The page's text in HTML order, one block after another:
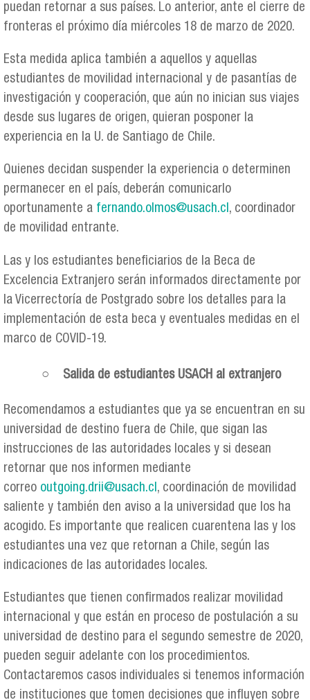
puedan retornar a sus países. Lo anterior, ante el cierre de
fronteras el próximo día miércoles 18 de marzo de 2020.
Esta medida aplica también a aquellos y aquellas
estudiantes de movilidad internacional y de pasantías de
investigación y cooperación, que aún no inician sus viajes
desde sus lugares de origen, quieran posponer la
experiencia en la U. de Santiago de Chile.
Quienes decidan suspender la experiencia o determinen
permanecer en el país, deberán comunicarlo
oportunamente a fernando.olmos@usach.cl, coordinador
de movilidad entrante.
Las y los estudiantes beneficiarios de la Beca de
Excelencia Extranjero serán informados directamente por
la Vicerrectoría de Postgrado sobre los detalles para la
implementación de esta beca y eventuales medidas en el
marco de COVID-19.
○ Salida de estudiantes USACH al extranjero
Recomendamos a estudiantes que ya se encuentran en su
universidad de destino fuera de Chile, que sigan las
instrucciones de las autoridades locales y si desean
retornar que nos informen mediante
correo outgoing.drii@usach.cl , coordinación de movilidad
saliente y también den aviso a la universidad que los ha
acogido. Es importante que realicen cuarentena las y los
estudiantes una vez que retornan a Chile, según las
indicaciones de las autoridades locales.
Estudiantes que tienen confirmados realizar movilidad
internacional y que están en proceso de postulación a su
universidad de destino para el segundo semestre de 2020,
pueden seguir adelante con los procedimientos.
Contactaremos casos individuales si tenemos información
de instituciones que tomen decisiones que influyen sobre